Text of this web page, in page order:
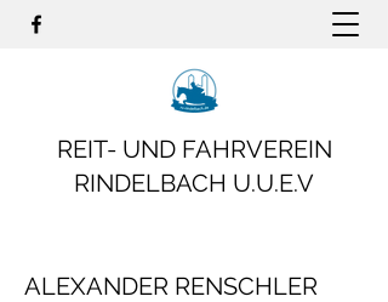
REIT- UND FAHRVEREIN
RINDELBACH U.U.E.V
ALEXANDER RENSCHLER